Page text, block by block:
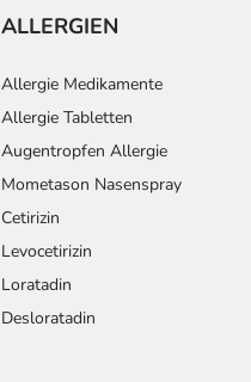
ALLERGIEN
Allergie Medikamente
Allergie Tabletten
Augentropfen Allergie
Mometason Nasenspray
Cetirizin
Levocetirizin
Loratadin
Desloratadin